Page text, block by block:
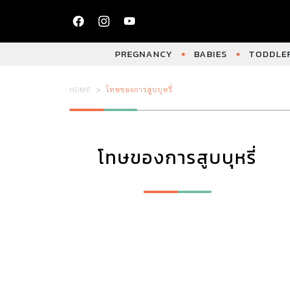
PREGNANCY BABIES
HOME โทษของการสูบบุหรี่
โทษของการสูบบุหรี่